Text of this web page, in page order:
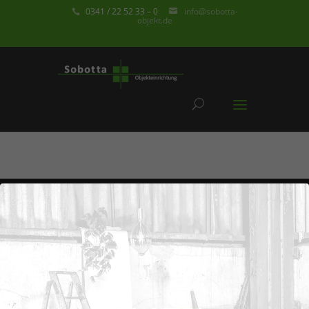
0341 / 22 52 33 – 0 info@sobotta-
objekt.de
Über uns
Wir sind Ihr Dienstleistungs- und
Einrichtungsunternehmen. Unsere
Kernkompetenz ist die Gestaltung und